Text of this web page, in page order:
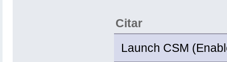
Citar
Launch CSM